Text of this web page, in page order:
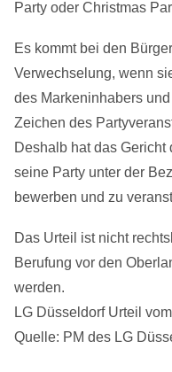
Party oder Christmas
Es kommt bei den
Verwechselung, wenn
des Markeninhabers
Zeichen des
Deshalb hat das Gericht
seine Party unter der
bewerben und zu
Das Urteil ist nicht
Berufung vor den
werden.
LG Düsseldorf Urteil
Quelle: PM des LG